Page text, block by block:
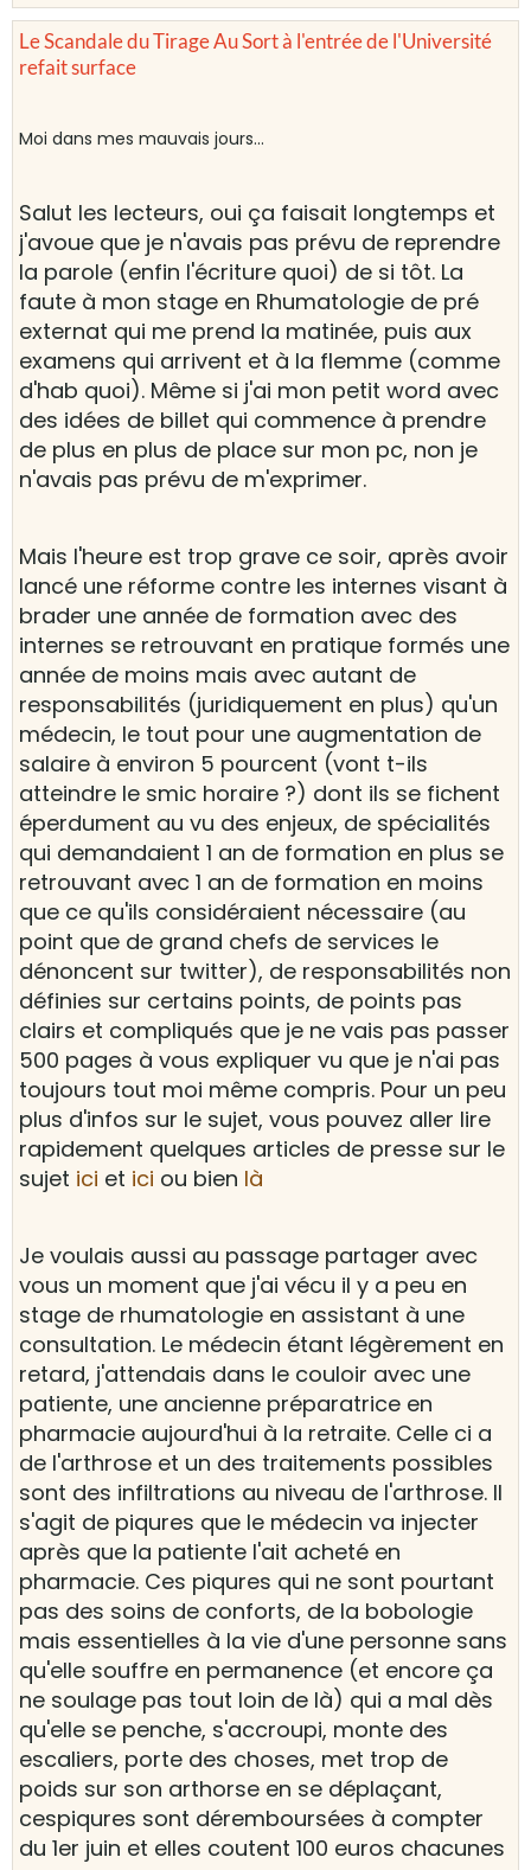
Le Scandale du Tirage Au Sort à l'entrée de l'Université
refait surface
Moi dans mes mauvais jours...
Salut les lecteurs, oui ça faisait longtemps et
j'avoue que je n'avais pas prévu de reprendre
la parole (enfin l'écriture quoi) de si tôt. La
faute à mon stage en Rhumatologie de pré
externat qui me prend la matinée, puis aux
examens qui arrivent et à la flemme (comme
d'hab quoi). Même si j'ai mon petit word avec
des idées de billet qui commence à prendre
de plus en plus de place sur mon pc, non je
n'avais pas prévu de m'exprimer.
Mais l'heure est trop grave ce soir, après avoir
lancé une réforme contre les internes visant à
brader une année de formation avec des
internes se retrouvant en pratique formés une
année de moins mais avec autant de
responsabilités (juridiquement en plus) qu'un
médecin, le tout pour une augmentation de
salaire à environ 5 pourcent (vont t-ils
atteindre le smic horaire ?) dont ils se fichent
éperdument au vu des enjeux, de spécialités
qui demandaient 1 an de formation en plus se
retrouvant avec 1 an de formation en moins
que ce qu'ils considéraient nécessaire (au
point que de grand chefs de services le
dénoncent sur twitter), de responsabilités non
définies sur certains points, de points pas
clairs et compliqués que je ne vais pas passer
500 pages à vous expliquer vu que je n'ai pas
toujours tout moi même compris. Pour un peu
plus d'infos sur le sujet, vous pouvez aller lire
rapidement quelques articles de presse sur le
sujet ici et ici ou bien là
Je voulais aussi au passage partager avec
vous un moment que j'ai vécu il y a peu en
stage de rhumatologie en assistant à une
consultation. Le médecin étant légèrement en
retard, j'attendais dans le couloir avec une
patiente, une ancienne préparatrice en
pharmacie aujourd'hui à la retraite. Celle ci a
de l'arthrose et un des traitements possibles
sont des infiltrations au niveau de l'arthrose. Il
s'agit de piqures que le médecin va injecter
après que la patiente l'ait acheté en
pharmacie. Ces piqures qui ne sont pourtant
pas des soins de conforts, de la bobologie
mais essentielles à la vie d'une personne sans
qu'elle souffre en permanence (et encore ça
ne soulage pas tout loin de là) qui a mal dès
qu'elle se penche, s'accroupi, monte des
escaliers, porte des choses, met trop de
poids sur son arthorse en se déplaçant,
cespiqures sont déremboursées à compter
du 1er juin et elles coutent 100 euros chacunes